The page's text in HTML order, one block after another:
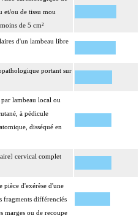
et/ou de tissu mou
de 5 cm²
d'un lambeau libre
portant sur
par lambeau local ou
à pédicule
disséqué en
cervical complet
pièce d'exérèse d'une
fragments différenciés
marges ou de recoupe